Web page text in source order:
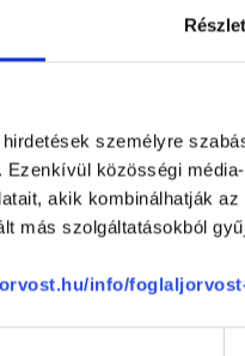
személyre
Ezenkívül közösségi
akik kombinálhatják
más szolgáltatásokból
info/
Korábbi páciensek